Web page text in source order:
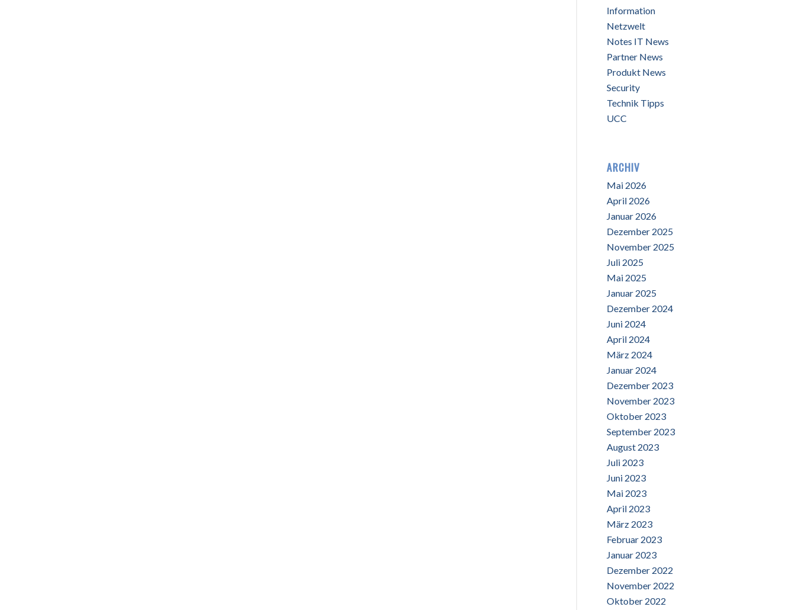
Information
Netzwelt
Notes IT News
Partner News
Produkt News
Security
Technik Tipps
UCC
ARCHIV
Mai 2026
April 2026
Januar 2026
Dezember 2025
November 2025
Juli 2025
Mai 2025
Januar 2025
Dezember 2024
Juni 2024
April 2024
März 2024
Januar 2024
Dezember 2023
November 2023
Oktober 2023
September 2023
August 2023
Juli 2023
Juni 2023
Mai 2023
April 2023
März 2023
Februar 2023
Januar 2023
Dezember 2022
November 2022
Oktober 2022